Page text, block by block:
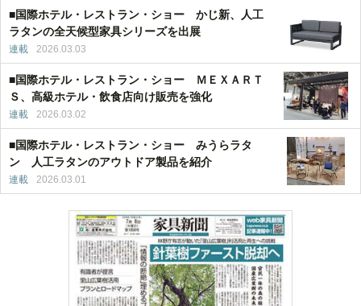
■国際ホテル・レストラン・ショー かじ新、人工
ラタンの全天候型家具シリーズを出展
連載 2026.03.03
■国際ホテル・レストラン・ショー ＭＥＸＡＲＴ
Ｓ、高級ホテル・飲食店向け販売を強化
連載 2026.03.02
■国際ホテル・レストラン・ショー みうらラタ
ン 人工ラタンのアウトドア製品を紹介
連載 2026.03.01